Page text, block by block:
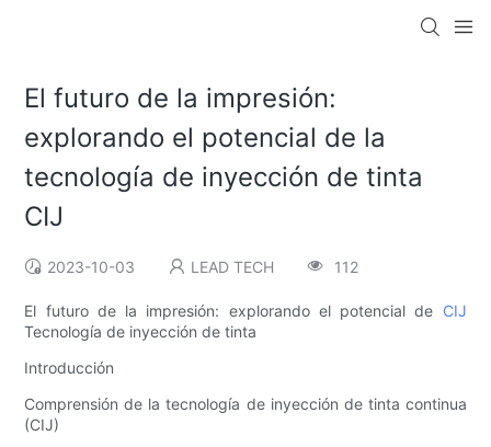
El futuro de la impresión:
explorando el potencial de la
tecnología de inyección de tinta
CIJ
2023-10-03 LEAD TECH 112
El futuro de la impresión: explorando el potencial de CIJ
Tecnología de inyección de tinta
Introducción
Comprensión de la tecnología de inyección de tinta continua
(CIJ)